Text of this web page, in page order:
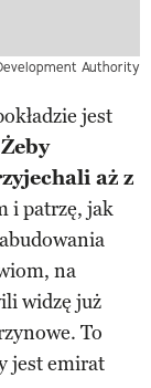
Authority
jest
Żeby
aż z
i patrzę, jak
na
widzę już
To
jest emirat